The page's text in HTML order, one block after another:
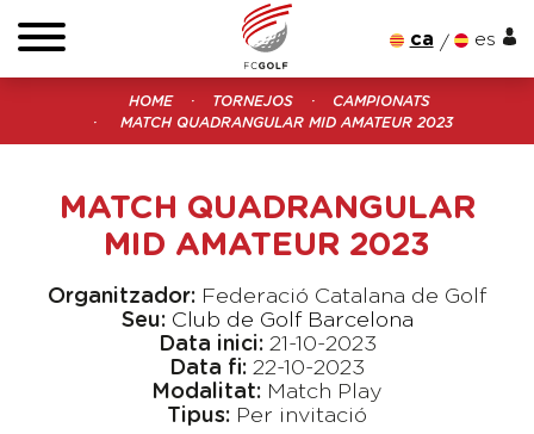
ca es
HOME TORNEJOS
CAMPIONATS
MATCH QUADRANGULAR MID AMATEUR 2023
MATCH QUADRANGULAR
MID AMATEUR 2023
Organitzador: Federació Catalana de Golf
Seu: Club de Golf Barcelona
Data inici: 21-10-2023
Data fi: 22-10-2023
Modalitat: Match Play
Tipus: Per invitació